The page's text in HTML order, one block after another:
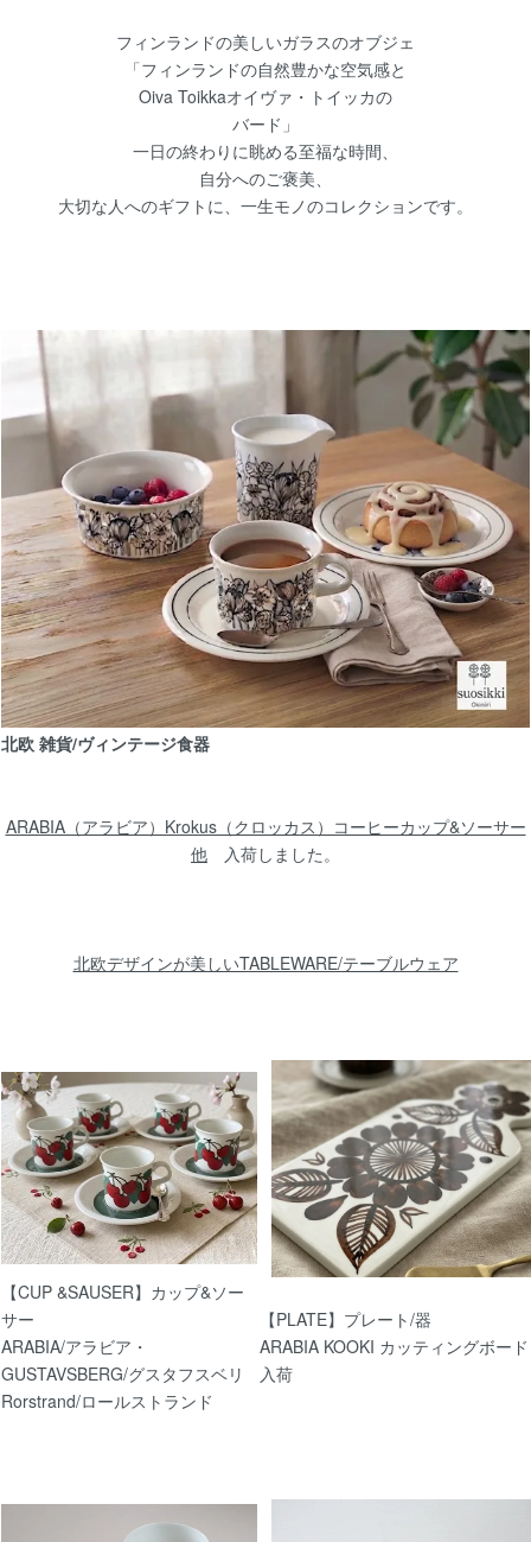
【北欧 雑貨/北欧 食器】アラビア Ruija（ル
「NEKKU」
6/9
【北欧 雑貨/北欧 食器】アラビア talvikki（タ
ー、プレート
６/4
【北欧雑貨/北欧食器】FINELフィネル琺瑯ボ
「Tatti/Primavera」２種類掲載
5/27
【北欧 雑貨/北欧 かご】エストニア たき木かご
【北欧 雑貨/北欧 かご】エストニア かごバッグ
5/16
ヒーカップ&ソーサー
フィンランドの美しいガラスのオブジェ
「フィンランドの自然豊かな空気感と
Oiva Toikkaオイヴァ・トイッカの
バード」
一日の終わりに眺める至福な時間、
自分へのご褒美、
大切な人へのギフトに、一生モノのコレクションです。
北欧 雑貨/ヴィンテージ食器
ARABIA（アラビア）Krokus（クロッカス）コーヒーカップ&ソーサー
他 入荷しました。
北欧デザインが美しいTABLEWARE/テーブルウェア
【CUP &SAUSER】カップ&ソー
サー
ARABIA/アラビア・
GUSTAVSBERG/グスタフスベリ
Rorstrand/ロールストランド
【PLATE】プレート/器
ARABIA KOOKI カッティングボード
入荷